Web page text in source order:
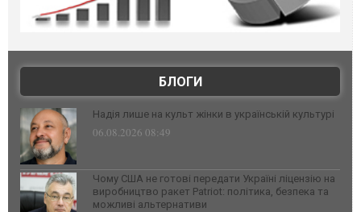
БЛОГИ
Надія лише на культ жінки в українській культурі
06.08.2026 08:49
Чому США не готові передати Україні ліцензію на
виробництво ракет Patriot: політика, безпека та
можливі альтернативи